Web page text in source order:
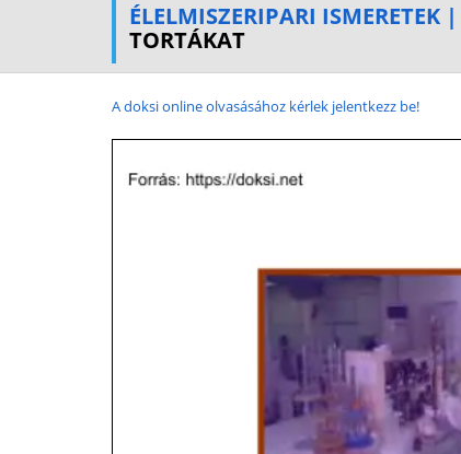
ÉLELMISZERIPARI ISMERETEK
TORTÁKAT
A doksi online olvasásához kérlek jelentkezz be!